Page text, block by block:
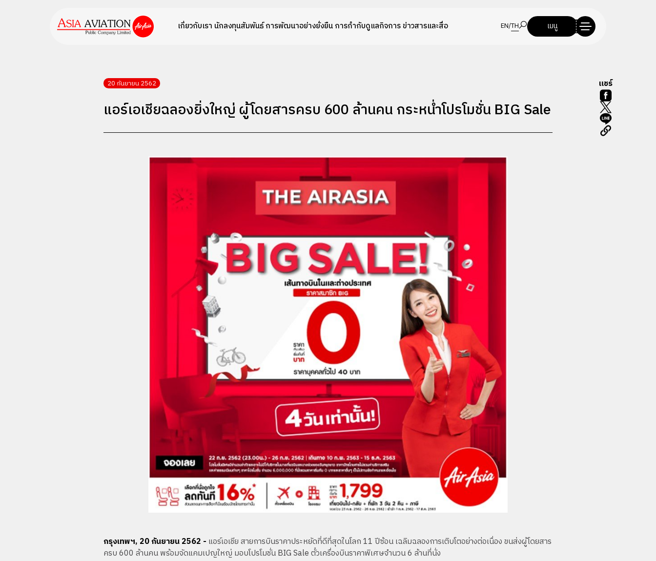
เกี่ยวกับเรา นักลงทุนสัมพันธ์การพัฒนาอย่างยั่งยืนการกำกับดูแลกิจการข่าวสารและสื่อ EN/TH เมนู
20 กันยายน 2562
แอร์เอเชียฉลองยิ่งใหญ่ ผู้โดยสารครบ 600 ล้านคน กระหน่ำโปรโมชั่น BIG Sale
กรุงเทพฯ, 20 กันยายน 2562 - แอร์เอเชีย สายการบินราคาประหยัดที่ดีที่สุดในโลก 11 ปีซ้อน เฉลิมฉลองการเติบโตอย่างต่อเนื่อง ขนส่งผู้โดยสาร
ครบ 600 ล้านคน พร้อมจัดแคมเปญใหญ่ มอบโปรโมชั่น BIG Sale ตั๋วเครื่องบินราคาพิเศษจำนวน 6 ล้านที่นั่ง
แชร์